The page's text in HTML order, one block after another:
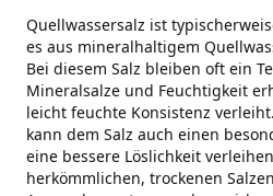
Quellwassersalz ist
es aus mineralhaltigem
Bei diesem Salz bleiben oft ein
Mineralsalze und Feuchtigkeit
leicht feuchte Konsistenz
kann dem Salz auch einen
eine bessere Löslichkeit
herkömmlichen, trockenen